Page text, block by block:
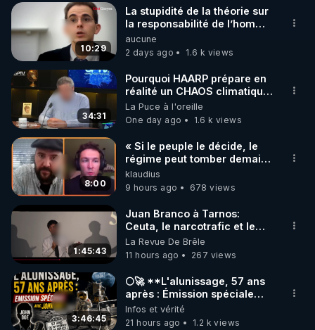
▶ 30 jours gratuit sur l’application de méditation et
de bien-être ENVOL :
Rendez-vous sur https://www.envol.app/code
le code : REGENERE
10:29
La stupidité de la théorie sur
la responsabilité de l’homme
concernant le dioxyde de
carbone.
aucune
2 days ago
1.6 k views
34:31
Pourquoi HAARP prépare en
réalité un CHAOS climatique,
on répond
La Puce à l'oreille
One day ago
1.6 k views
8:00
« Si le peuple le décide, le
régime peut tomber demain !
»
klaudius
9 hours ago
678 views
1:45:43
Juan Branco à Tarnos:
Ceuta, le narcotrafic et le
pouvoir en France
La Revue De Brêle
11 hours ago
267 views
3:46:45
🌕🚀 **L'alunissage, 57 ans
après : Émission spéciale
avec John Doe !** 👨 🚀✨
Infos et vérité
21 hours ago
1.2 k views